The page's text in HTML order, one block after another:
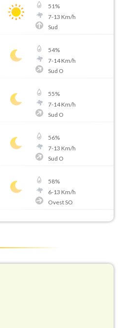
51%
7-13 Km/h
Sud
54%
7-14Km/h
Sud O
55%
7-14Km/h
Sud O
56%
7-13 Km/h
Sud O
58%
6-13 Km/h
Ovest SO